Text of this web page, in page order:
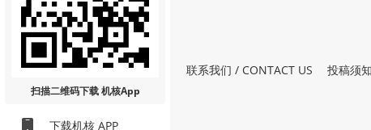
扫描二维码下载 机核App
下载机核 APP
联系我们 / CONTACT US 投稿须知